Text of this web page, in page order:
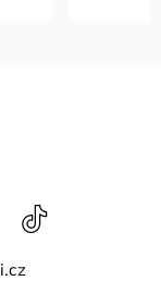
YouTube